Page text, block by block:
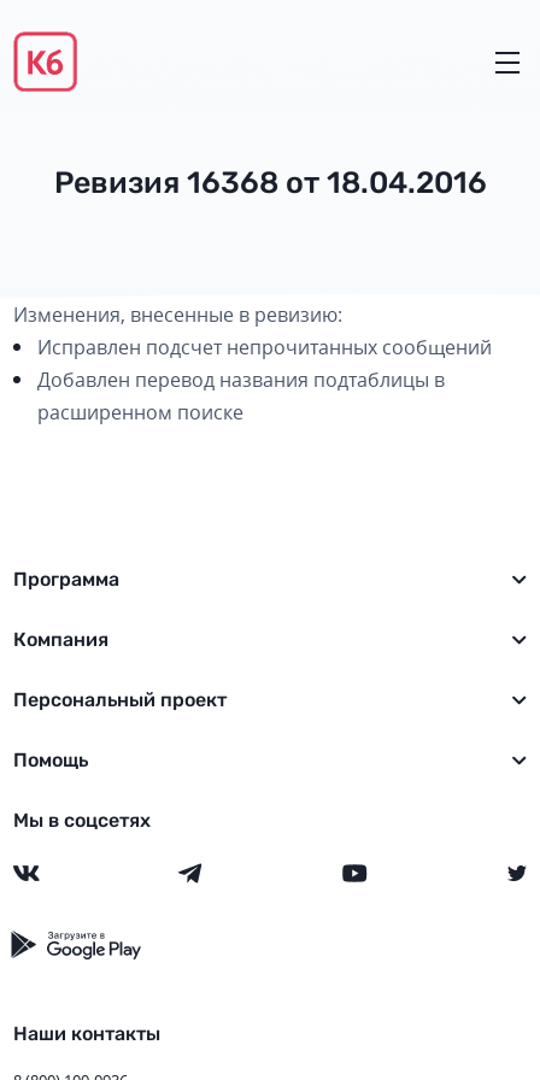
Ревизия 16368 от 18.04.2016
Изменения, внесенные в ревизию:
Исправлен подсчет непрочитанных сообщений
Добавлен перевод названия подтаблицы в
расширенном поиске
Программа
Компания
Персональный проект
Помощь
Мы в соцсетях
Наши контакты